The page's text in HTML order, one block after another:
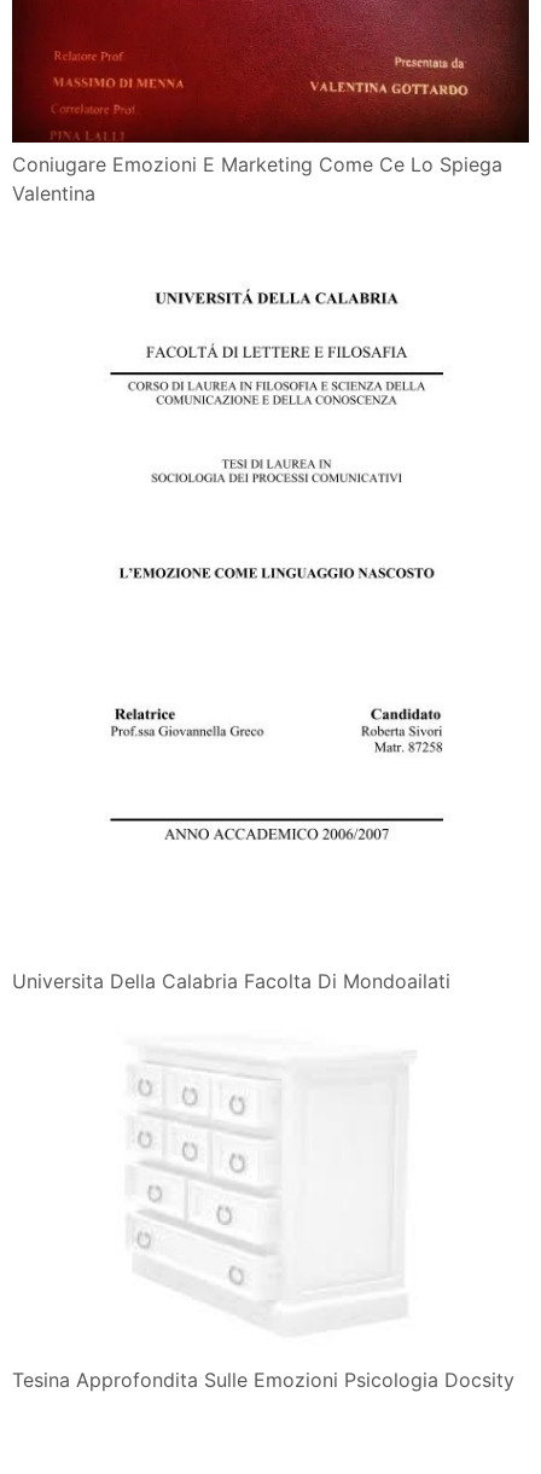
Coniugare Emozioni E Marketing Come Ce Lo Spiega
Valentina
Universita Della Calabria Facolta Di Mondoailati
Tesina Approfondita Sulle Emozioni Psicologia Docsity